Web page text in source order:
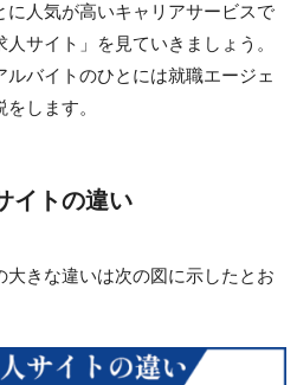
に人気が高いキャリアサービスで
サイト」を見ていきましょう。
バイトのひとには就職エージェ
します。
イトの違い
きな違いは次の図に示したとお